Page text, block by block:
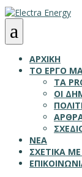
a
ΑΡΧΙΚΗ
ΤΟ ΕΡΓΟ
ΤΑ
ΟΙ
ΝΕΑ
ΣΧΕΤΙΚΑ